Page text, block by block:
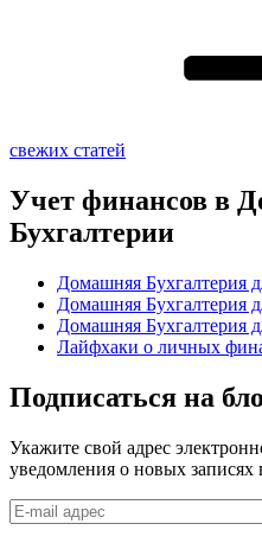
свежих статей
Учет финансов в
Бухгалтерии
Домашняя Бухгалтерия
Домашняя Бухгалтерия
Домашняя Бухгалтерия
Лайфхаки о личных
Подписаться на
Укажите свой адрес
уведомления о новых записях
E-
mail